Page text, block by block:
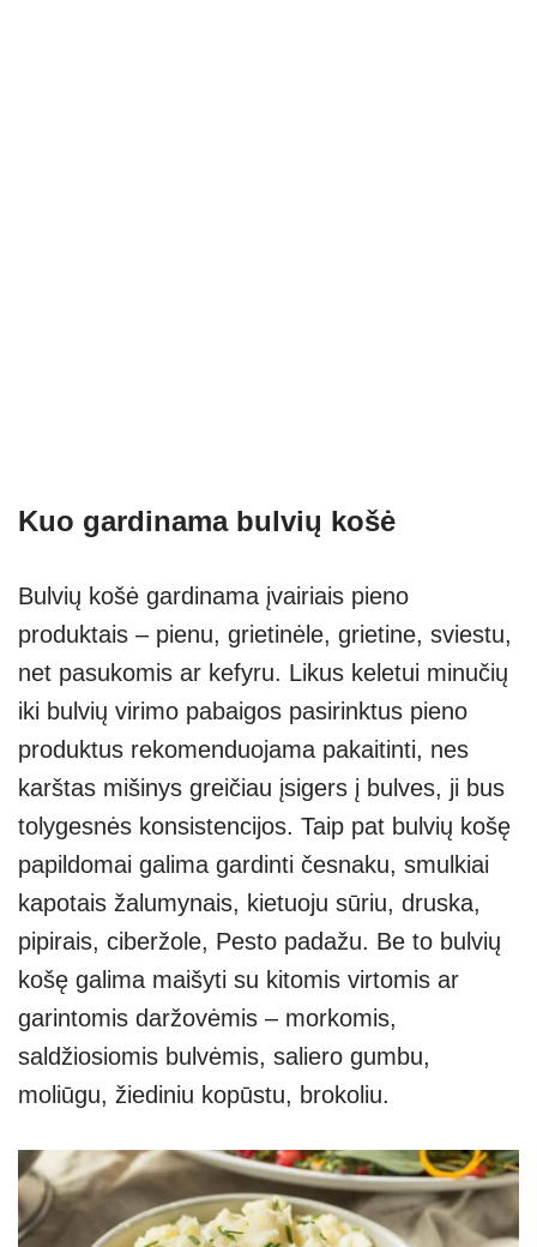
Kuo gardinama bulvių košė
Bulvių košė gardinama įvairiais pieno
produktais – pienu, grietinėle, grietine, sviestu,
net pasukomis ar kefyru. Likus keletui minučių
iki bulvių virimo pabaigos pasirinktus pieno
produktus rekomenduojama pakaitinti, nes
karštas mišinys greičiau įsigers į bulves, ji bus
tolygesnės konsistencijos. Taip pat bulvių košę
papildomai galima gardinti česnaku, smulkiai
kapotais žalumynais, kietuoju sūriu, druska,
pipirais, ciberžole, Pesto padažu. Be to bulvių
košę galima maišyti su kitomis virtomis ar
garintomis daržovėmis – morkomis,
saldžiosiomis bulvėmis, saliero gumbu,
moliūgu, žiediniu kopūstu, brokoliu.